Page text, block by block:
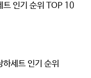
트 인기 순위 TOP 10
세트 인기 순위